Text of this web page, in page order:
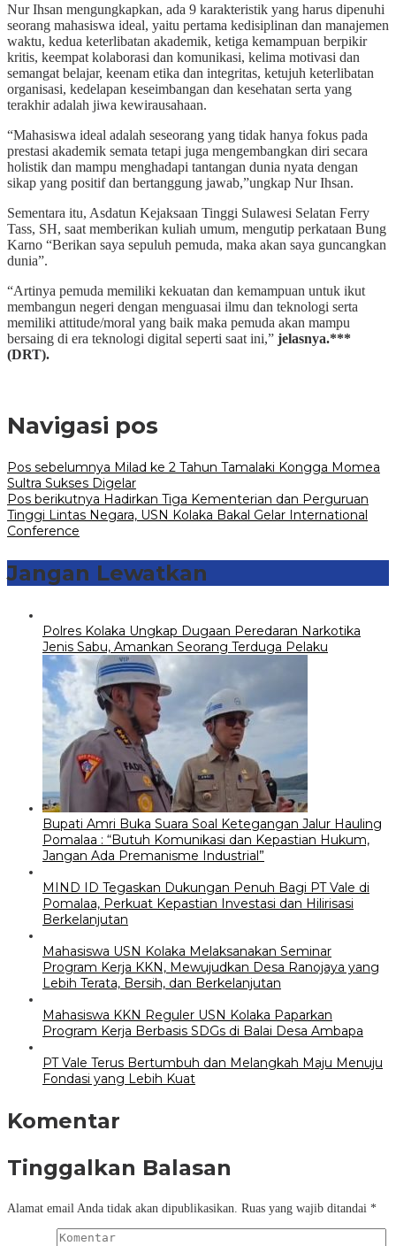
Nur Ihsan mengungkapkan, ada 9 karakteristik yang harus dipenuhi
seorang mahasiswa ideal, yaitu pertama kedisiplinan dan manajemen
waktu, kedua keterlibatan akademik, ketiga kemampuan berpikir
kritis, keempat kolaborasi dan komunikasi, kelima motivasi dan
semangat belajar, keenam etika dan integritas, ketujuh keterlibatan
organisasi, kedelapan keseimbangan dan kesehatan serta yang
terakhir adalah jiwa kewirausahaan.
“Mahasiswa ideal adalah seseorang yang tidak hanya fokus pada
prestasi akademik semata tetapi juga mengembangkan diri secara
holistik dan mampu menghadapi tantangan dunia nyata dengan
sikap yang positif dan bertanggung jawab,”ungkap Nur Ihsan.
Sementara itu, Asdatun Kejaksaan Tinggi Sulawesi Selatan Ferry
Tass, SH, saat memberikan kuliah umum, mengutip perkataan Bung
Karno “Berikan saya sepuluh pemuda, maka akan saya guncangkan
dunia”.
“Artinya pemuda memiliki kekuatan dan kemampuan untuk ikut
membangun negeri dengan menguasai ilmu dan teknologi serta
memiliki attitude/moral yang baik maka pemuda akan mampu
bersaing di era teknologi digital seperti saat ini,” jelasnya.***
(DRT).
Navigasi pos
Pos sebelumnya Milad ke 2 Tahun Tamalaki Kongga Momea
Sultra Sukses Digelar
Pos berikutnya Hadirkan Tiga Kementerian dan Perguruan
Tinggi Lintas Negara, USN Kolaka Bakal Gelar International
Conference
Jangan Lewatkan
Polres Kolaka Ungkap Dugaan Peredaran Narkotika
Jenis Sabu, Amankan Seorang Terduga Pelaku
Bupati Amri Buka Suara Soal Ketegangan Jalur Hauling
Pomalaa : “Butuh Komunikasi dan Kepastian Hukum,
Jangan Ada Premanisme Industrial”
MIND ID Tegaskan Dukungan Penuh Bagi PT Vale di
Pomalaa, Perkuat Kepastian Investasi dan Hilirisasi
Berkelanjutan
Mahasiswa USN Kolaka Melaksanakan Seminar
Program Kerja KKN, Mewujudkan Desa Ranojaya yang
Lebih Terata, Bersih, dan Berkelanjutan
Mahasiswa KKN Reguler USN Kolaka Paparkan
Program Kerja Berbasis SDGs di Balai Desa Ambapa
PT Vale Terus Bertumbuh dan Melangkah Maju Menuju
Fondasi yang Lebih Kuat
Komentar
Tinggalkan Balasan
Alamat email Anda tidak akan dipublikasikan. Ruas yang wajib ditandai *